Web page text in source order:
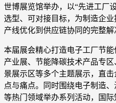
世博展览馆举办，以“先进工厂
选型、可对接目标，为制造企业
产线优化到供应链协同的完整解
本届展会精心打造电子工厂节
产业展、节能降碳技术产品专
景展示区等多个主题展示，直
点与痛点。同时围绕电子制造
等热门领域举办系列活动，国